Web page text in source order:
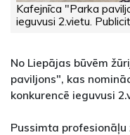
Kafejnīca "Parka
ieguvusi 2.vietu.
No Liepājas būvēm
paviljons", kas
konkurencē ieguvusi
Pussimta